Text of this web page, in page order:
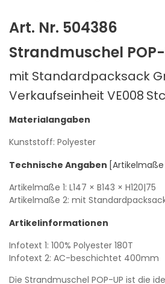
Art. Nr. 504386
Strandmuschel
mit Standardpacksack
Verkaufseinheit VE008
Materialangaben
Kunststoff: Polyester
Technische Angaben
Artikelmaße 1: L147 × B143 × H120|75
Artikelmaße 2: mit
Artikelinformationen
Infotext 1: 100% Polyester 180T
Infotext 2: AC-beschichtet 400mm
Die Strandmuschel POP-UP ist die